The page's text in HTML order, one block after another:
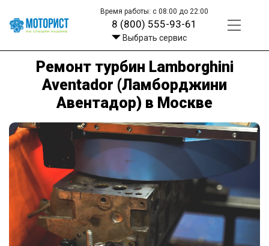
Время работы: с 08:00 до 22:00
8 (800) 555-93-61
Выбрать сервис
Ремонт турбин Lamborghini
Aventador (Ламборджини
Авентадор) в Москве